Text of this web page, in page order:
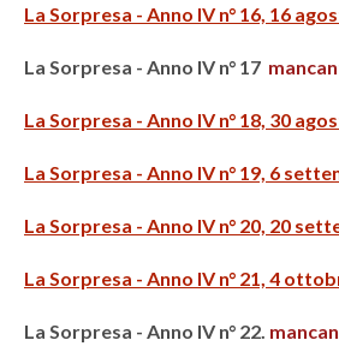
La Sorpresa - Anno IV n° 16, 16
La Sorpresa - Anno IV n° 17
La Sorpresa - Anno IV n° 18, 30
La Sorpresa - Anno IV n° 19, 6
La Sorpresa - Anno IV n° 20, 20
La Sorpresa - Anno IV n° 21, 4
La Sorpresa - Anno IV n° 22.